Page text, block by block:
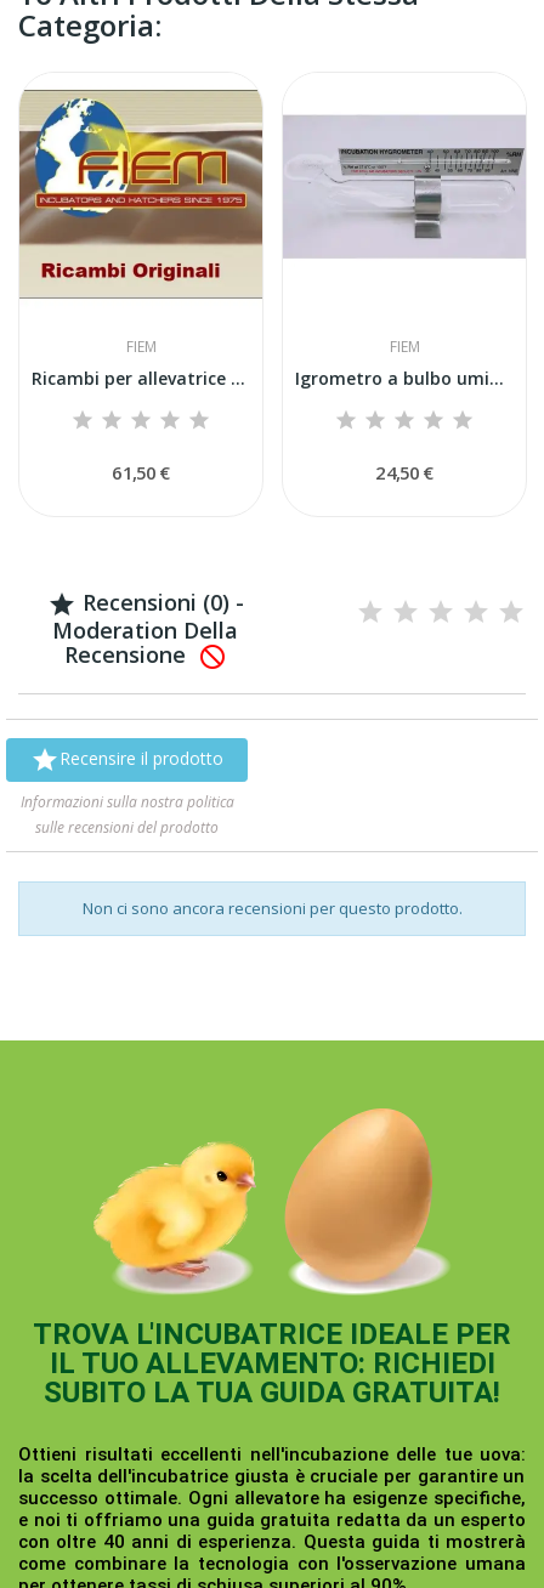
Categoria:
FIEM
Ricambi per allevatrice Fiem: gambe metalliche
61,50 €
FIEM
Igrometro a bulbo umido / Incubation Hygrometer
24,50 €
 Recensioni (0) -
Moderation Della
Recensione 
Recensire il prodotto
Informazioni sulla nostra politica
sulle recensioni del prodotto
Non ci sono ancora recensioni per questo prodotto.
TROVA L'INCUBATRICE IDEALE PER
IL TUO ALLEVAMENTO: RICHIEDI
SUBITO LA TUA GUIDA GRATUITA!
Ottieni risultati eccellenti nell'incubazione delle tue uova:
la scelta dell'incubatrice giusta è cruciale per garantire un
successo ottimale. Ogni allevatore ha esigenze specifiche,
e noi ti offriamo una guida gratuita redatta da un esperto
con oltre 40 anni di esperienza. Questa guida ti mostrerà
come combinare la tecnologia con l'osservazione umana